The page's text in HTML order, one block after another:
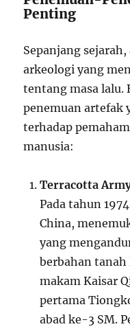
Penting
Sepanjang
arkeologi yang
tentang masa lalu.
penemuan artefak
terhadap
manusia:
Terracotta
Pada tahun
China,
yang
berbahan
makam Kaisar
pertama
abad ke-3 SM.